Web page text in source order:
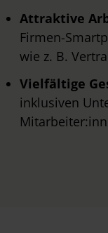
Attraktive
Firmen-
wie z. B.
Vielfältige
inklusiven